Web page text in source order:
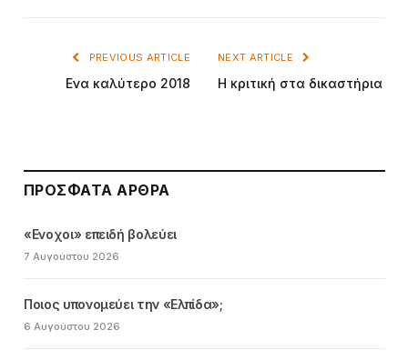
PREVIOUS ARTICLE
Ενα καλύτερο 2018
NEXT ARTICLE
Η κριτική στα δικαστήρια
ΠΡΌΣΦΑΤΑ ΆΡΘΡΑ
«Ενοχοι» επειδή βολεύει
7 Αυγούστου 2026
Ποιος υπονομεύει την «Ελπίδα»;
6 Αυγούστου 2026